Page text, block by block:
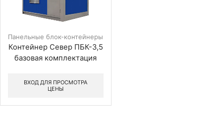
Панельные блок-контейнеры
Контейнер Север ПБК-3,5
базовая комплектация
ВХОД ДЛЯ ПРОСМОТРА
ЦЕНЫ